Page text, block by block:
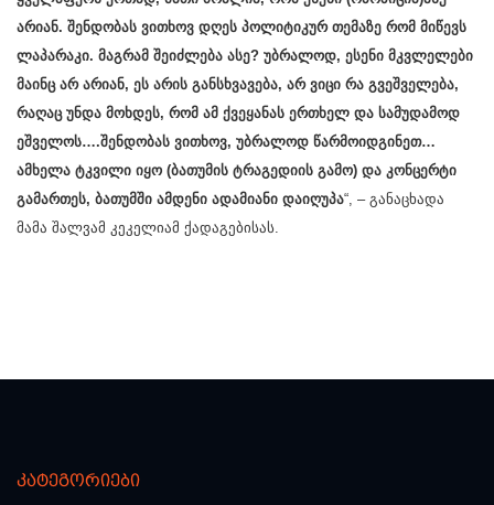
არიან. შენდობას ვითხოვ დღეს პოლიტიკურ თემაზე რომ მიწევს
ლაპარაკი. მაგრამ შეიძლება ასე? უბრალოდ, ესენი მკვლელები
მაინც არ არიან, ეს არის განსხვავება, არ ვიცი რა გვეშველება,
რაღაც უნდა მოხდეს, რომ ამ ქვეყანას ერთხელ და სამუდამოდ
ეშველოს….შენდობას ვითხოვ, უბრალოდ წარმოიდგინეთ…
ამხელა ტკვილი იყო (ბათუმის ტრაგედიის გამო) და კონცერტი
გამართეს, ბათუმში ამდენი ადამიანი დაიღუპა“, – განაცხადა
მამა შალვამ კეკელიამ ქადაგებისას.
კატეგორიები